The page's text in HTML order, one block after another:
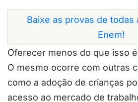
Baixe as provas de todas
Enem!
Oferecer menos do que isso
O mesmo ocorre com outras
como a adoção de crianças
acesso ao mercado de